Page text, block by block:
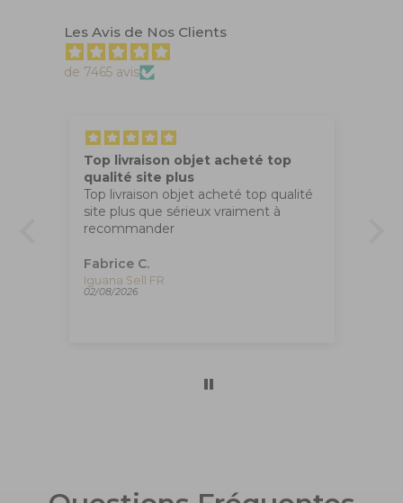
Les Avis de Nos Clients
de 7465 avis
Top livraison objet acheté top
qualité site plus
Top livraison objet acheté top qualité
site plus que sérieux vraiment à
recommander
Fabrice C.
Iguana Sell FR
02/08/2026